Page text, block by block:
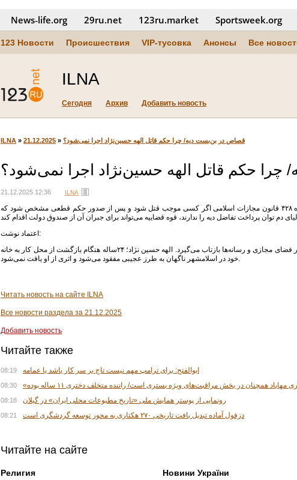
News‑life.org 29ru.net 123ru.market Sportsweek.org
123 Новости Происшествия VIP-тусовка Анонсы Все
ILNA
Сегодня Архив Добавить новость
ILNA » 21.12.2025 » قصاص در بن‌بست دیه/ چرا حکم قاتل الهه حسین‌نژاد اجرا نمی‌شود؟
حکم قاتل الهه حسین‌نژاد اجرا نمی‌شود؟
21.12.2025 12:36 ILNA
وکیل اولیای دم پرونده قتل الهه حسین‌نژاد گفت: طبق ماده ۴۲۸ قانون مجازات اسلامی اگر کسی موجب قتل شود و پس از صدور حکم قطعی مشخص شود که
اعتماد نوشت:
چهارم خردادماه سال جاری، خبر ناپدید شدن دختری جوان در فضای مجازی و رسانه‌ها بازتاب می‌گیرد. الهه حسین نژاد؛ ۲۴ساله هنگام بازگشت از محل کار به خانه
خود در اسلامشهر ناگهان به طرز عجیبی مفقود می‌شود و اثری از او یافت نمی‌شود.
Читать новость на сайте ILNA
Все новости раздела за 21.12.2025
Добавить новость
Читайте также
08:19 ابوالفتح: برای ترامپ مهم نیست تاج بر سر کار باشد یا عمامه
08:30
08:18 رونمایی از پوستر همایش ملی «تاریخ مطبوعات محلی ایران» در گیلان
08:21 دزفول آماده تبدیل بافت تاریخی ۲۷۰ هکتاری به محور توسعه گردشگری است
Читайте на сайте
Религия Новини України